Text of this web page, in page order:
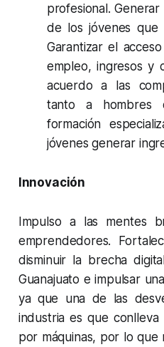
profesional.
de los jóvenes que
Garantizar el
empleo, ingresos y
acuerdo a las
tanto a hombres
formación
jóvenes generar
Innovación
Impulso a las mentes
emprendedores.
disminuir la brecha
Guanajuato e impulsar
ya que una de las
industria es que conlleva
por máquinas, por lo que